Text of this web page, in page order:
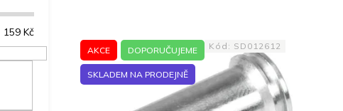
159 Kč
n
í
p
r
p
AKCE DOPORUČUJEME
SKLADEM NA PRODEJNĚ
Kód: SD012612